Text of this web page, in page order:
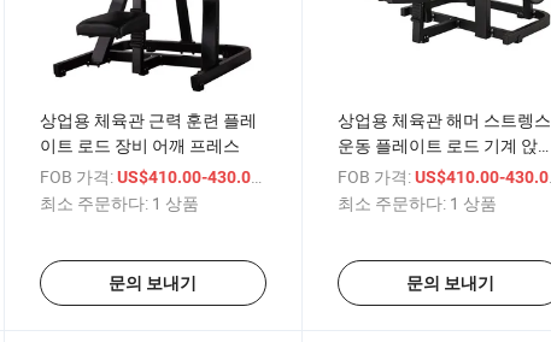
상업용 체육관 근력 훈련 플레
이트 로드 장비 어깨 프레스
FOB 가격: US$410.00-430.00
최소 주문하다: 1 상품
문의 보내기
상업용 체육관 해머 스트렝스
운동 플레이트 로드 기계 앉아
서 딥
FOB 가격: US$410.00-430.00
최소 주문하다: 1 상품
문의 보내기